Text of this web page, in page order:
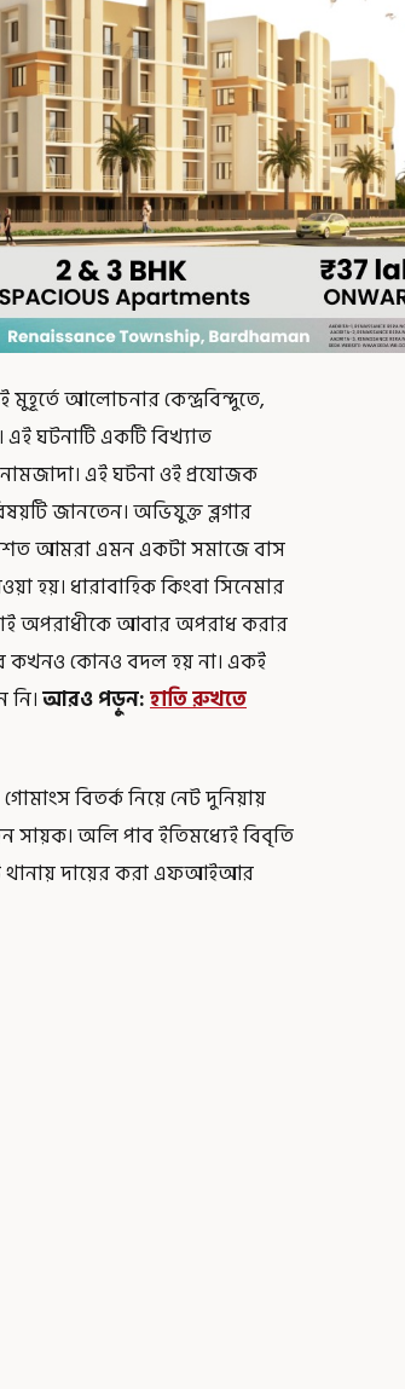
আলোচনার কেন্দ্রবিন্দুতে,
ঘটনাটি একটি বিখ্যাত
এই ঘটনা ওই প্রযোজক
জানতেন। অভিযুক্ত ব্লগার
আমরা এমন একটা সমাজে বাস
হয়। ধারাবাহিক কিংবা সিনেমার
অপরাধীকে আবার অপরাধ করার
কখনও কোনও বদল হয় না। একই
আরও পড়ুন:হাতি রুখতে
বিতর্ক নিয়ে নেট দুনিয়ায়
সায়ক। অলি পাব ইতিমধ্যেই বিবৃতি
থানায় দায়ের করা এফআইআর